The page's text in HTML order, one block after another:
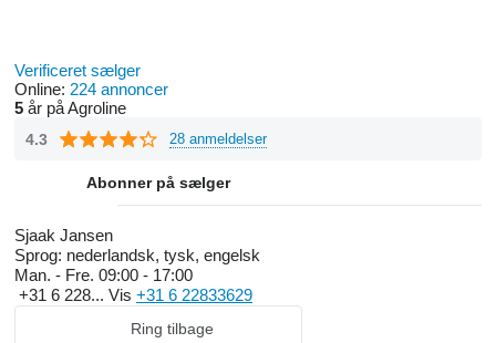
Verificeret sælger
Online: 224 annoncer
5 år på Agroline
4.3 28 anmeldelser
Abonner på sælger
Sjaak Jansen
Sprog: nederlandsk, tysk, engelsk
Man. - Fre. 09:00 - 17:00
+31 6 228... Vis +31 6 22833629
Ring tilbage